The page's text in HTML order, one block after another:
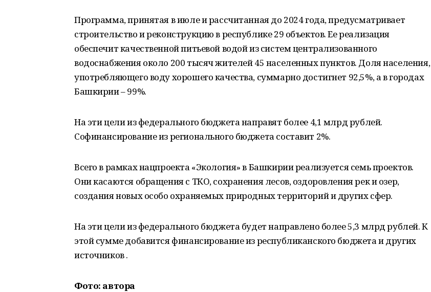
Программа, принятая в июле и рассчитанная до 2024 года, предусматривает
строительство и реконструкцию в республике 29 объектов. Ее реализация
обеспечит качественной питьевой водой из систем централизованного
водоснабжения около 200 тысяч жителей 45 населенных пунктов. Доля населения,
употребляющего воду хорошего качества, суммарно достигнет 92,5%, а в городах
Башкирии – 99%.
На эти цели из федерального бюджета направят более 4,1 млрд рублей.
Софинансирование из регионального бюджета составит 2%.
Всего в рамках нацпроекта «Экология» в Башкирии реализуется семь проектов.
Они касаются обращения с ТКО, сохранения лесов, оздоровления рек и озер,
создания новых особо охраняемых природных территорий и других сфер.
На эти цели из федерального бюджета будет направлено более 5,3 млрд рублей. К
этой сумме добавится финансирование из республиканского бюджета и других
источников .
Фото: автора